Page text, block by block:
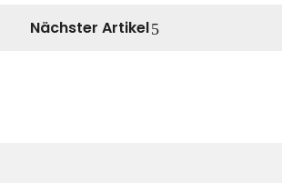
Nächster Artikel